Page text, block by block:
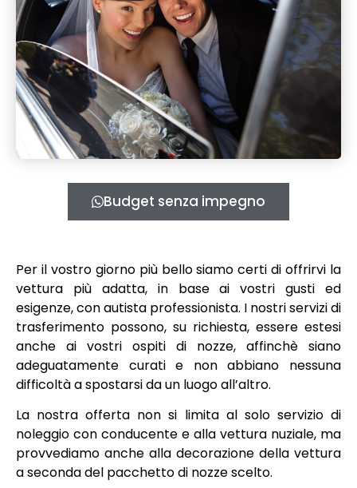
Budget senza impegno
Per il vostro giorno più bello siamo certi di offrirvi la
vettura più adatta, in base ai vostri gusti ed
esigenze, con autista professionista. I nostri servizi di
trasferimento possono, su richiesta, essere estesi
anche ai vostri ospiti di nozze, affinchè siano
adeguatamente curati e non abbiano nessuna
difficoltà a spostarsi da un luogo all’altro.
La nostra offerta non si limita al solo servizio di
noleggio con conducente e alla vettura nuziale, ma
provvediamo anche alla decorazione della vettura
a seconda del pacchetto di nozze scelto.